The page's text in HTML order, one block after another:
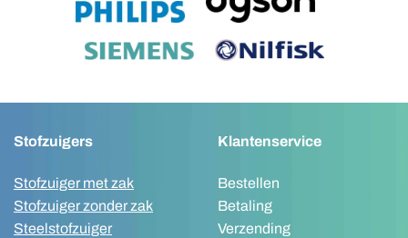
Stofzuigers
Stofzuiger met zak
Stofzuiger zonder zak
Steelstofzuiger
Klantenservice
Bestellen
Betaling
Verzending